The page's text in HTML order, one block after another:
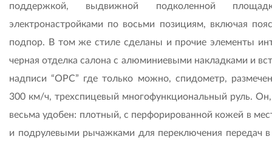
поддержкой, выдвижной подколенной
электронастройками по восьми позициям, включая
подпор. В том же стиле сделаны и прочие элементы
черная отделка салона с алюминиевыми накладками и
надписи “OPC” где только можно, спидометр,
300 км/ч, трехспицевый многофункциональный руль. Он,
весьма удобен: плотный, с перфорированной кожей в
и подрулевыми рычажками для переключения передач